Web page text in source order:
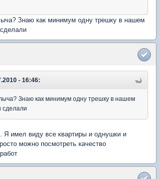
Знаю как минимум одну трешку в нашем
- 16:46:
Знаю как минимум одну трешку в нашем
сделали
Я имел виду все квартиры и однушки и
можно посмотреть качество